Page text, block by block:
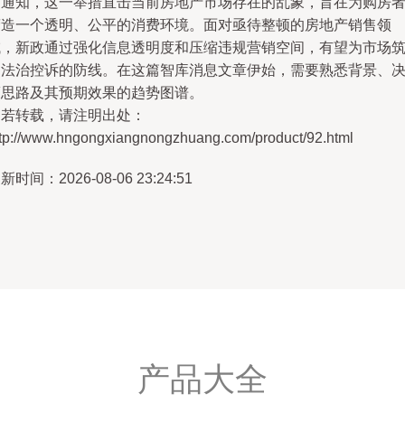
一个透明、公平的消费环境。面对亟待整顿的房地产销售领
新政通过强化信息透明度和压缩违规营销空间，有望为市场筑
治控诉的防线。在这篇智库消息文章伊始，需要熟悉背景、决
路及其预期效果的趋势图谱。
转载，请注明出处：
www.hngongxiangnongzhuang.com/product/92.html
时间：2026-08-06 23:24:51
产品大全